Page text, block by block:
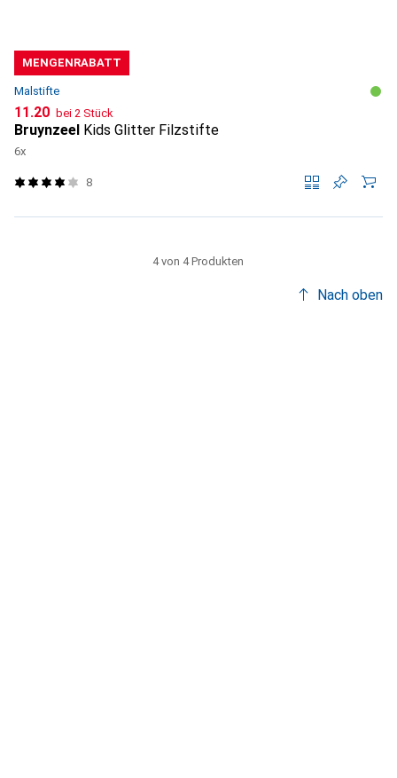
MENGENRABATT
Malstifte
CHF
11.20 bei 2 Stück
Bruynzeel Kids Glitter Filzstifte
6x
8
4 von 4 Produkten
Nach oben